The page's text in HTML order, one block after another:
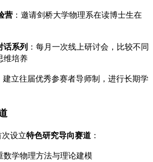
营 ：邀请剑桥大学物理系在读博士生在
话系列 ：每月一次线上研讨会，比较不同
维培养
建立往届优秀参赛者导师制，进行长期学
次设立特色研究导向赛道 ：
数学物理方法与理论建模